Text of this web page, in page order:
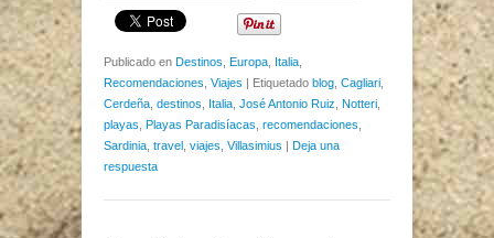
Publicado en Destinos Europa Italia
Recomendaciones Viajes | Etiquetado blog Cagliari
Cerdeña destinos Italia José Antonio Ruiz Notteri
playas Playas Paradisíacas recomendaciones
Sardinia travel viajes Villasimius | Deja una
respuesta